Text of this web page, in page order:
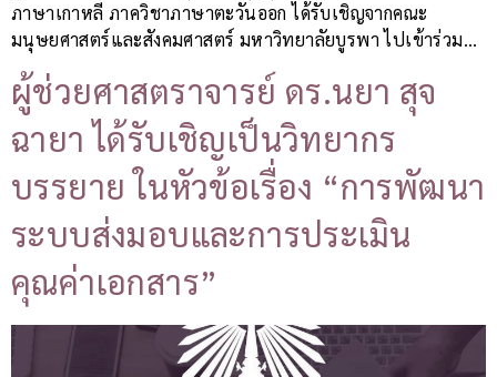
ภาษาเกาหลี ภาควิชาภาษาตะวันออก ได้รับเชิญจากคณะ
มนุษยศาสตร์และสังคมศาสตร์ มหาวิทยาลัยบูรพา ไปเข้าร่วม…
ผู้ช่วยศาสตราจารย์ ดร.นยา สุจ
ฉายา ได้รับเชิญเป็นวิทยากร
บรรยาย ในหัวข้อเรื่อง “การพัฒนา
ระบบส่งมอบและการประเมิน
คุณค่าเอกสาร”